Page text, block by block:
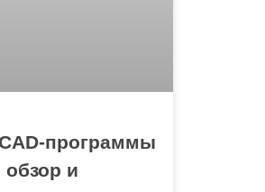
программы
и